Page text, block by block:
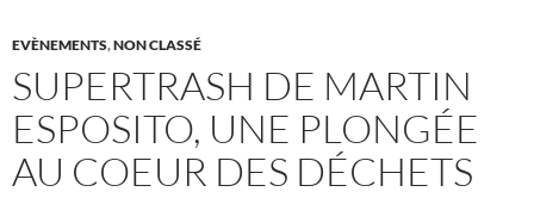
EVÈNEMENTS,NON CLASSÉ
SUPERTRASH DE MARTIN
ESPOSITO, UNE PLONGÉE
AU COEUR DES DÉCHETS